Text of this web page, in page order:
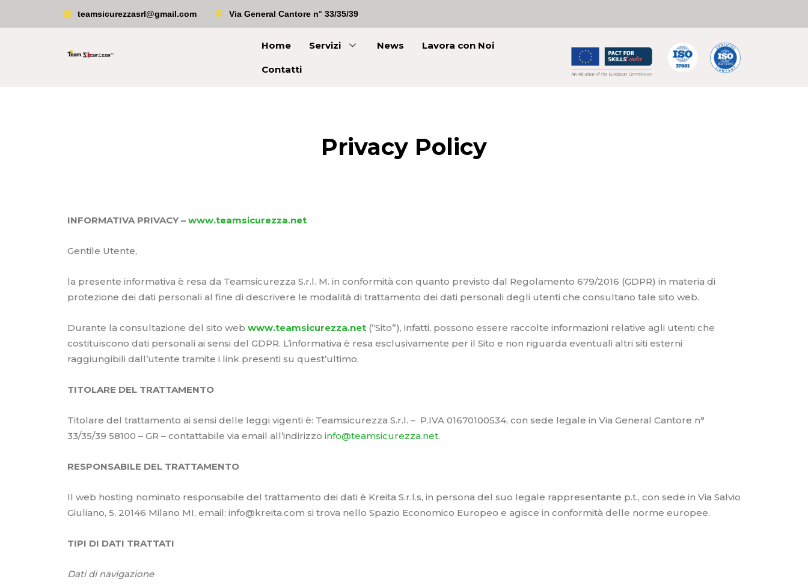
teamsicurezzasrl@gmail.com Via General Cantore n° 33/35/39
Home Servizi News Lavora con Noi
Contatti
Privacy Policy
INFORMATIVA PRIVACY – www.teamsicurezza.net
Gentile Utente,
la presente informativa è resa da Teamsicurezza S.r.l. M. in conformità con quanto previsto dal Regolamento 679/2016 (GDPR) in materia di
protezione dei dati personali al fine di descrivere le modalità di trattamento dei dati personali degli utenti che consultano tale sito web.
Durante la consultazione del sito web www.teamsicurezza.net (“Sito”), infatti, possono essere raccolte informazioni relative agli utenti che
costituiscono dati personali ai sensi del GDPR. L’informativa è resa esclusivamente per il Sito e non riguarda eventuali altri siti esterni
raggiungibili dall’utente tramite i link presenti su quest’ultimo.
TITOLARE DEL TRATTAMENTO
Titolare del trattamento ai sensi delle leggi vigenti è: Teamsicurezza S.r.l. – P.IVA 01670100534, con sede legale in Via General Cantore n°
33/35/39 58100 – GR – contattabile via email all’indirizzo info@teamsicurezza.net.
RESPONSABILE DEL TRATTAMENTO
Il web hosting nominato responsabile del trattamento dei dati è Kreita S.r.l.s, in persona del suo legale rappresentante p.t., con sede in Via Salvio
Giuliano, 5, 20146 Milano MI, email: info@kreita.com si trova nello Spazio Economico Europeo e agisce in conformità delle norme europee.
TIPI DI DATI TRATTATI
Dati di navigazione